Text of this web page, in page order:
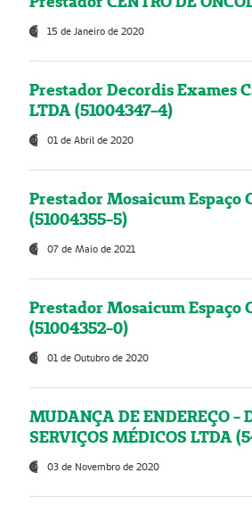
15 de Janeiro de 2020
Prestador Decordis Exames
LTDA (51004347-4)
01 de Abril de 2020
Prestador Mosaicum Espaço
(51004355-5)
07 de Maio de 2021
Prestador Mosaicum Espaço
(51004352-0)
01 de Outubro de 2020
MUDANÇA DE ENDEREÇO -
SERVIÇOS MÉDICOS LTDA
03 de Novembro de 2020